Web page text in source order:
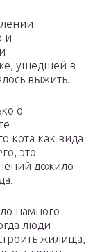
и
ушедшей в
выжить.
о
кота как вида
это
дожило
намного
люди
жилища,